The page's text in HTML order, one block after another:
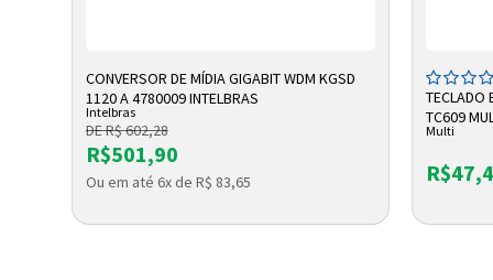
ADICIONAR A SACOLA
CONVERSOR DE MÍDIA GIGABIT WDM KGSD
1120 A 4780009 INTELBRAS
Intelbras
DE R$ 602,28
R$501,90
Ou em até 6x de R$ 83,65
TECLADO
TC609
Multi